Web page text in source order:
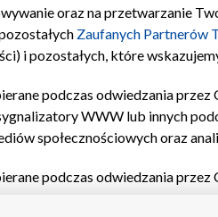
oraz na przetwarzanie
Zaufanych Partnerów
i pozostałych, które
podczas odwiedzania przez
WWW lub innych
społecznościowych oraz
podczas odwiedzania przez